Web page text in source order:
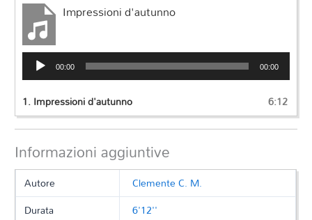
Impressioni d'autunno
Audio
Player 00:00 00:00
1.Impressioni d'autunno 6:12
Informazioni aggiuntive
Autore
Clemente C. M.
Durata
6'12''